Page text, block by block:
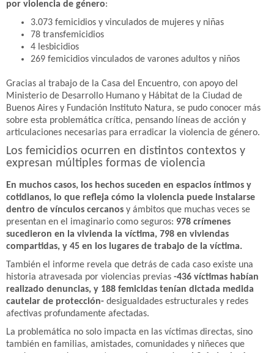
por violencia de género:
3.073 femicidios y vinculados de mujeres y niñas
78 transfemicidios
4 lesbicidios
269 femicidios vinculados de varones adultos y niños
Gracias al trabajo de la Casa del Encuentro, con apoyo del
Ministerio de Desarrollo Humano y Hábitat de la Ciudad de
Buenos Aires y Fundación Instituto Natura, se pudo conocer más
sobre esta problemática crítica, pensando líneas de acción y
articulaciones necesarias para erradicar la violencia de género.
Los femicidios ocurren en distintos contextos y
expresan múltiples formas de violencia
En muchos casos, los hechos suceden en espacios íntimos y
cotidianos, lo que refleja cómo la violencia puede instalarse
dentro de vínculos cercanos y ámbitos que muchas veces se
presentan en el imaginario como seguros: 978 crímenes
sucedieron en la vivienda la víctima, 798 en viviendas
compartidas, y 45 en los lugares de trabajo de la víctima.
También el informe revela que detrás de cada caso existe una
historia atravesada por violencias previas -436 víctimas habían
realizado denuncias, y 188 femicidas tenían dictada medida
cautelar de protección- desigualdades estructurales y redes
afectivas profundamente afectadas.
La problemática no solo impacta en las víctimas directas, sino
también en familias, amistades, comunidades y niñeces que